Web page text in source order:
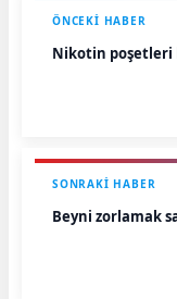
ÖNCEKI HABER
Nikotin poşetleri
SONRAKI HABER
Beyni zorlamak